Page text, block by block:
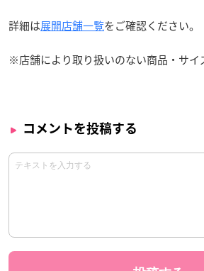
詳細は展開店舗一覧をご確認ください。
※店舗により取り扱いのない商品・サイ
コメントを投稿する